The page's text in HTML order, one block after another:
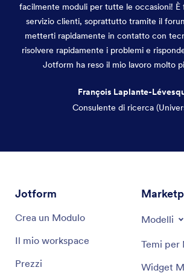
facilmente moduli per tutte le occasioni! È
servizio clienti, soprattutto tramite il
metterti rapidamente in contatto con
risolvere rapidamente i problemi e
Jotform ha reso il mio lavoro molto
François Laplante-
Consulente di ricerca
Jotform
Crea un Modulo
Il mio workspace
Prezzi
Modelli
Temi per
Widget